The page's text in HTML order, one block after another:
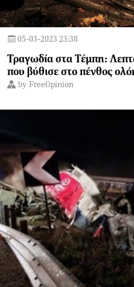
05-03-2023 23:38
Τραγωδία στα Τέμπη:
που βύθισε στο πένθος
by FreeOpinion